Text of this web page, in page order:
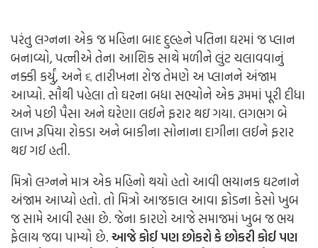
પરંતુ લગ્નના એક જ મહિના બાદ દુલ્હને પતિના ઘરમાં જ પ્લાન
બનાવ્યો, પત્નીએ તેના આશિક સાથે મળીને લુંટ ચલાવવાનું
નક્કી કર્યું, અને ૬ તારીખના રોજ તેમણે અ પ્લાનને અંજામ
આપ્યો. સૌથી પહેલા તો ઘરના બધા સભ્યોને એક રૂમમાં પૂરી દીધા
અને પછી પૈસા અને ઘરેણા લઈને ફરાર થઇ ગયા. લગભગ બે
લાખ રૂપિયા રોકડા અને બાકીના સોનાના દાગીના લઈને ફરાર
થઇ ગઈ હતી.
મિત્રો લગ્નને માત્ર એક મહિનો થયો હતો આવી ભયાનક ઘટનાને
અંજામ આપ્યો હતો. તો મિત્રો આજકાલ આવા ફ્રોડના કેસો ખુબ
જ સામે આવી રહ્યા છે. જેના કારણે આજે સમાજમાં ખુબ જ ભય
ફેલાય જવા પામ્યો છે.આજે કોઈ પણ છોકરો કે છોકરી કોઈ પણ